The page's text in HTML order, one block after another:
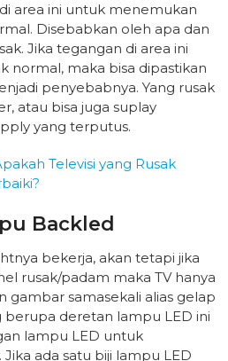
area ini untuk menemukan
Disebabkan oleh apa dan
Jika tegangan di area ini
normal, maka bisa dipastikan
penyebabnya. Yang rusak
atau bisa juga suplay
yang terputus.
Televisi yang Rusak
Backled
bekerja, akan tetapi jika
rusak/padam maka TV hanya
gambar samasekali alias gelap
berupa deretan lampu LED ini
lampu LED untuk
ada satu biji lampu LED